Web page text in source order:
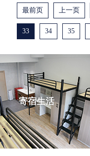
最前页 上一页
33 34 35
寄宿生活